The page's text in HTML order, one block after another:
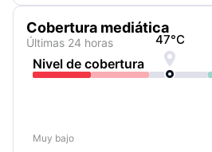
Cobertura mediática
Últimas 24 horas
Nivel de cobertura
47°C

Muy bajo